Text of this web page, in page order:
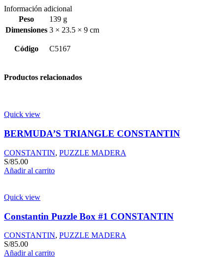
Información adicional
Peso
139 g
Dimensiones 3 × 23.5 × 9 cm
Código C5167
Productos relacionados
Quick view
BERMUDA’S TRIANGLE CONSTANTIN
CONSTANTIN, PUZZLE MADERA
S/85.00
Añadir al carrito
Quick view
Constantin Puzzle Box #1 CONSTANTIN
CONSTANTIN, PUZZLE MADERA
S/85.00
Añadir al carrito